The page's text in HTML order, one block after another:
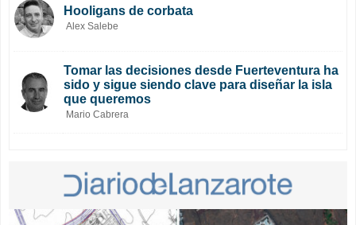
Hooligans de corbata
Alex Salebe
Tomar las decisiones desde Fuerteventura ha
sido y sigue siendo clave para diseñar la isla
que queremos
Mario Cabrera